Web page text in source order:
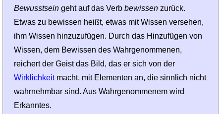
Bewusstsein geht auf das Verbbewissen zurück.
Etwas zu bewissen heißt, etwas mit Wissen versehen,
ihm Wissen hinzuzufügen. Durch das Hinzufügen von
Wissen, dem Bewissen des Wahrgenommenen,
reichert der Geist das Bild, das er sich von der
Wirklichkeitmacht, mit Elementen an, die sinnlich nicht
wahrnehmbar sind. Aus Wahrgenommenem wird
Erkanntes.